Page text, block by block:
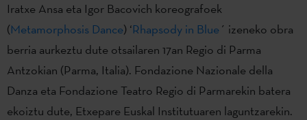
Iratxe Ansa eta Igor Bacovich koreografoek
(Metamorphosis Dance) ‘Rhapsody in Blue´ izeneko obra
berria aurkeztu dute otsailaren 17an Regio di Parma
Antzokian (Parma, Italia). Fondazione Nazionale della
Danza eta Fondazione Teatro Regio di Parmarekin batera
ekoiztu dute, Etxepare Euskal Institutuaren laguntzarekin.